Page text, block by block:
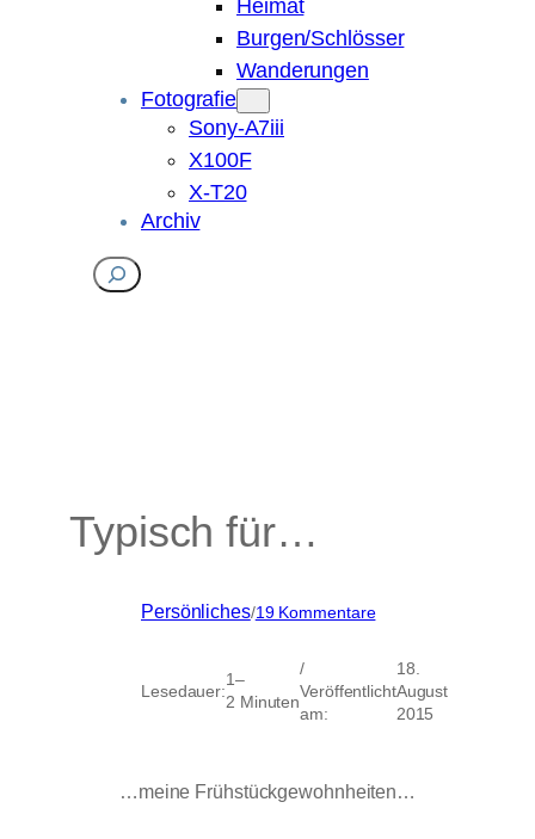
Heimat
Burgen/Schlösser
Wanderungen
Fotografie
Sony-A7iii
X100F
X-T20
Archiv
Suchen
Typisch für…
Persönliches/19 Kommentarezu
Lesedauer:
1–
2 Minuten
/
Veröffentlicht
am:
18.
August
2015
…meine Frühstückgewohnheiten…